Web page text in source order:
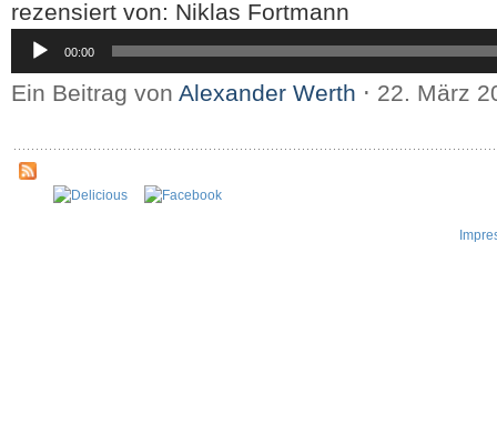
rezensiert von: Niklas Fortmann
Audio-
Player
00:00
Ein Beitrag von Alexander Werth ⋅ 22. März